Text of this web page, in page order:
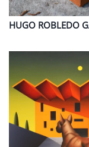
HUGO ROBLEDO